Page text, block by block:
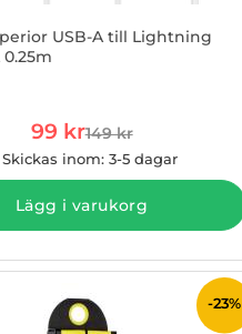
USB-A till Lightning
rea pris
99 krtidigare pris
149 kr
Skickas inom: 3-5 dagar
Lägg i varukorg
-23%